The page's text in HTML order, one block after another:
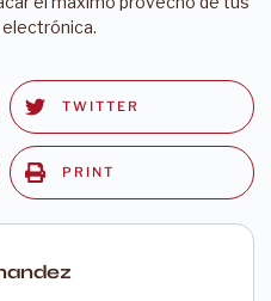
electrónica.
TWITTER
PRINT